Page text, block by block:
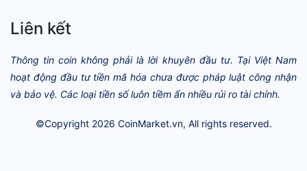
Liên kết
Thông tin coin không phải là lời khuyên đầu tư. Tại Việt Nam
hoạt động đầu tư tiền mã hóa chưa được pháp luật công nhận
và bảo vệ. Các loại tiền số luôn tiềm ẩn nhiều rủi ro tài chính.
©Copyright 2026 CoinMarket.vn, All rights reserved.